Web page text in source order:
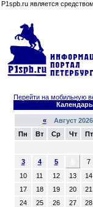
P1spb.ru является
Перейти на мобильную
Календарь
«Август
Пн
Вт Ср Чт Пт
3
4 5 7
10
11 12 13 14
17
18 19 20 21
24
25 26 27 28